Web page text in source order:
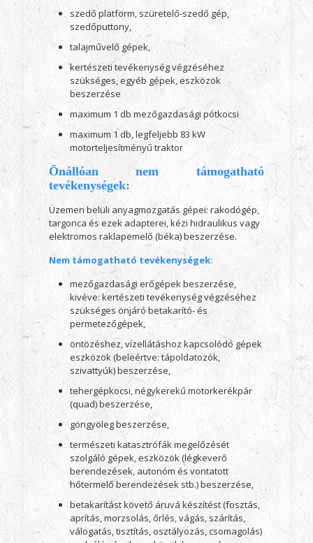
szedő platform, szüretelő-szedő gép,
szedőputtony,
talajművelő gépek,
kertészeti tevékenység végzéséhez
szükséges, egyéb gépek, eszközök
beszerzése
maximum 1 db mezőgazdasági pótkocsi
maximum 1 db, legfeljebb 83 kW
motorteljesítményű traktor
Önállóan nem támogatható
tevékenységek:
Üzemen belüli anyagmozgatás gépei: rakodógép,
targonca és ezek adapterei, kézi hidraulikus vagy
elektromos raklapemelő (béka) beszerzése.
Nem támogatható tevékenységek:
mezőgazdasági erőgépek beszerzése,
kivéve: kertészeti tevékenység végzéséhez
szükséges önjáró betakarító- és
permetezőgépek,
öntözéshez, vízellátáshoz kapcsolódó gépek
eszközök (beleértve: tápoldatozók,
szivattyúk) beszerzése,
tehergépkocsi, négykerekű motorkerékpár
(quad) beszerzése,
göngyöleg beszerzése,
természeti katasztrófák megelőzését
szolgáló gépek, eszközök (légkeverő
berendezések, autonóm és vontatott
hőtermelő berendezések stb.) beszerzése,
betakarítást követő áruvá készítést (fosztás,
aprítás, morzsolás, őrlés, vágás, szárítás,
válogatás, tisztítás, osztályozás, csomagolás)